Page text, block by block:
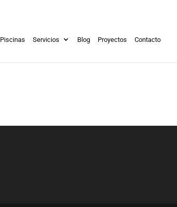
Piscinas Servicios Blog Proyectos Contacto